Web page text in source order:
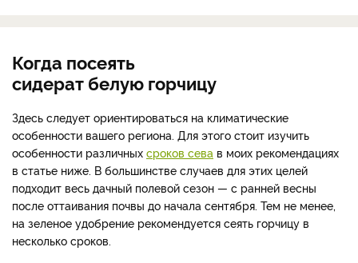
Когда посеять
сидерат белую горчицу
Здесь следует ориентироваться на климатические
особенности вашего региона. Для этого стоит изучить
особенности различных сроков сева в моих рекомендациях
в статье ниже. В большинстве случаев для этих целей
подходит весь дачный полевой сезон — с ранней весны
после оттаивания почвы до начала сентября. Тем не менее,
на зеленое удобрение рекомендуется сеять горчицу в
несколько сроков.